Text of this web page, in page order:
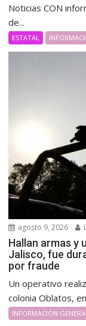
Noticias CON
de...
ESTATAL
agosto 9, 2026
Hallan armas y
Jalisco, fue
por fraude
Un operativo
colonia Oblatos,
INFORMACIÓN GENERAL